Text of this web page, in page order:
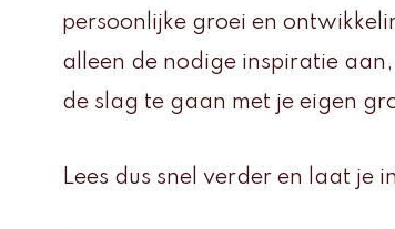
persoonlijke groei en
alleen de nodige inspiratie
de slag te gaan met je eigen
Lees dus snel verder en laat